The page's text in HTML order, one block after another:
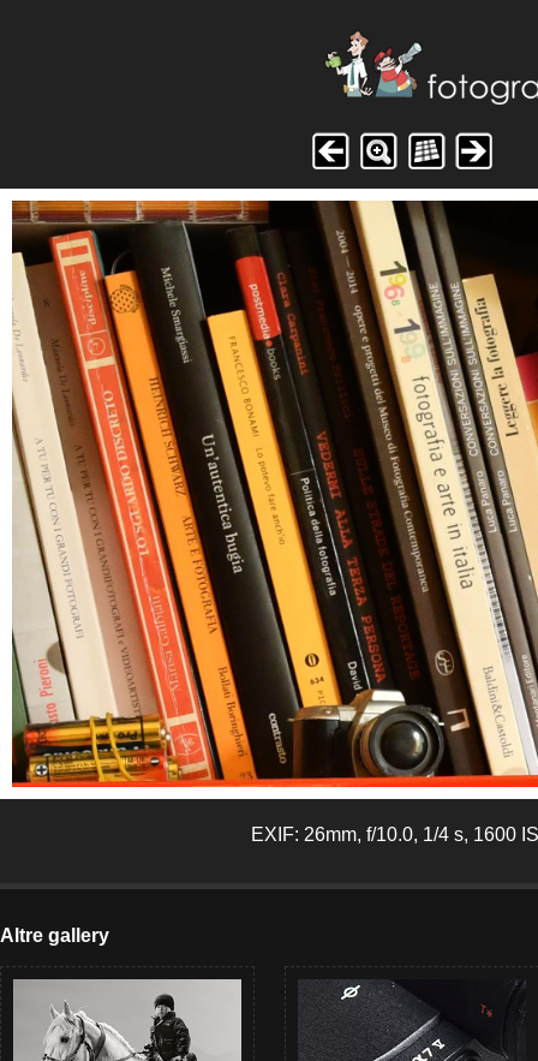
EXIF: 26mm, f/10.0, 1/4 s, 1600
Altre gallery